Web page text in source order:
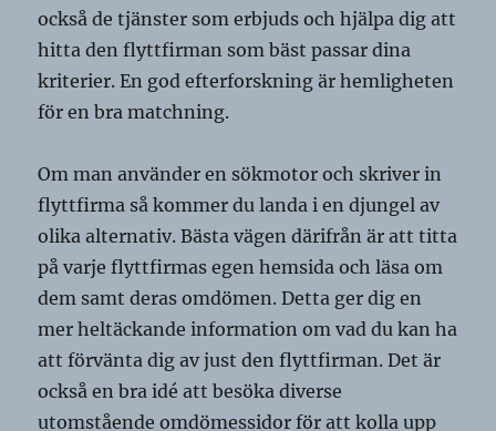
också de tjänster som erbjuds och hjälpa dig att
hitta den flyttfirman som bäst passar dina
kriterier. En god efterforskning är hemligheten
för en bra matchning.
Om man använder en sökmotor och skriver in
flyttfirma så kommer du landa i en djungel av
olika alternativ. Bästa vägen därifrån är att titta
på varje flyttfirmas egen hemsida och läsa om
dem samt deras omdömen. Detta ger dig en
mer heltäckande information om vad du kan ha
att förvänta dig av just den flyttfirman. Det är
också en bra idé att besöka diverse
utomstående omdömessidor för att kolla upp